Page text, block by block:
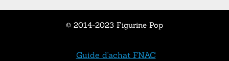
© 2014-2023 Figurine Pop
Guide d'achat FNAC